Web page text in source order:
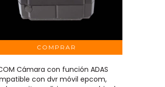
Cámara con función ADAS
con dvr móvil epcom,